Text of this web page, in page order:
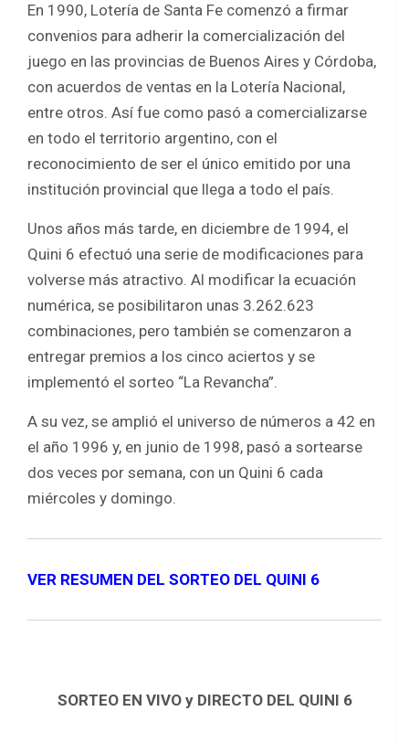
En 1990, Lotería de Santa Fe comenzó a firmar
convenios para adherir la comercialización del
juego en las provincias de Buenos Aires y Córdoba,
con acuerdos de ventas en la Lotería Nacional,
entre otros. Así fue como pasó a comercializarse
en todo el territorio argentino, con el
reconocimiento de ser el único emitido por una
institución provincial que llega a todo el país.
Unos años más tarde, en diciembre de 1994, el
Quini 6 efectuó una serie de modificaciones para
volverse más atractivo. Al modificar la ecuación
numérica, se posibilitaron unas 3.262.623
combinaciones, pero también se comenzaron a
entregar premios a los cinco aciertos y se
implementó el sorteo “La Revancha”.
A su vez, se amplió el universo de números a 42 en
el año 1996 y, en junio de 1998, pasó a sortearse
dos veces por semana, con un Quini 6 cada
miércoles y domingo.
VER RESUMEN DEL SORTEO DEL QUINI 6
SORTEO EN VIVO y DIRECTO DEL QUINI 6